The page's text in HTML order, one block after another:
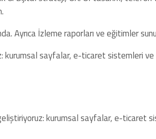
Ayrıca İzleme raporları ve eğitimler
sayfalar, e-ticaret sistemleri ve
kurumsal sayfalar, e-ticaret